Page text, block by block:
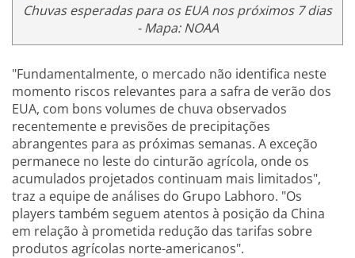
Chuvas esperadas para os EUA nos próximos 7 dias
- Mapa: NOAA
"Fundamentalmente, o mercado não identifica neste
momento riscos relevantes para a safra de verão dos
EUA, com bons volumes de chuva observados
recentemente e previsões de precipitações
abrangentes para as próximas semanas. A exceção
permanece no leste do cinturão agrícola, onde os
acumulados projetados continuam mais limitados",
traz a equipe de análises do Grupo Labhoro. "Os
players também seguem atentos à posição da China
em relação à prometida redução das tarifas sobre
produtos agrícolas norte-americanos".